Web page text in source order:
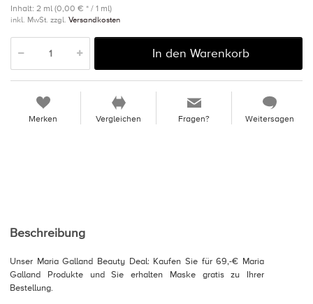
Inhalt: 2 ml (0,00 € * / 1 ml)
inkl. MwSt. zzgl. Versandkosten
In den Warenkorb
Merken Vergleichen Fragen? Weitersagen
Beschreibung
Unser Maria Galland Beauty Deal: Kaufen Sie für 69,-€ Maria
Galland Produkte und Sie erhalten Maske gratis zu Ihrer
Bestellung.